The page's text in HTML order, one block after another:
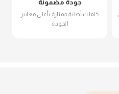
جودة مضمونة
خامات أصلية ممتازة بأعلى معايير
الجودة